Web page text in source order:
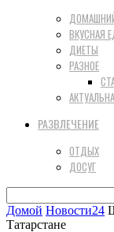
ВКУСНАЯ
ДИЕТЫ
РАЗНОЕ
РАЗВЛЕЧЕНИЕ
ОТДЫХ
ДОСУГ
Домой Новости24
Татарстане